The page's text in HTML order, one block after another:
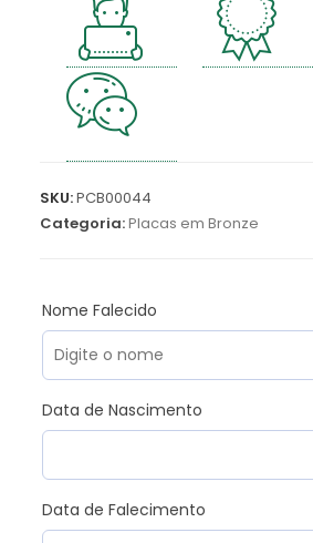
SKU:PCB00044
Categoria:Placas em Bronze
Nome Falecido
Data de Nascimento
Data de Falecimento